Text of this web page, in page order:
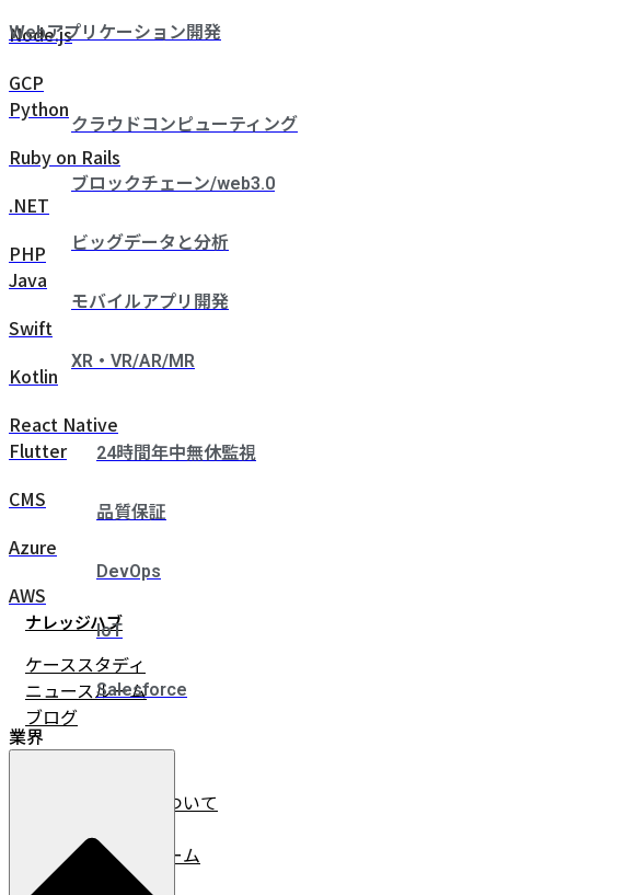
Node.js
GCP
Python
Ruby on Rails
.NET
PHP
Java
Swift
Kotlin
React Native
Flutter
CMS
Azure
AWS
ナレッジハブ
ケーススタディ
ニュースルーム
ブログ
イノベーチャーについて
リーダーシップチーム
採用情報
Webアプリケーション開発
クラウドコンピューティング
ブロックチェーン/web3.0
ビッグデータと分析
モバイルアプリ開発
XR・VR/AR/MR
24時間年中無休監視
品質保証
DevOps
IoT
Salesforce
業界